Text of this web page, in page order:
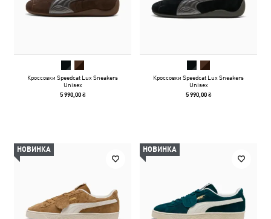
Кроссовки Speedcat Lux Sneakers
Unisex
5 990,00 ₴
Кроссовки Speedcat Lux Sneakers
Unisex
5 990,00 ₴
НОВИНКА НОВИНКА